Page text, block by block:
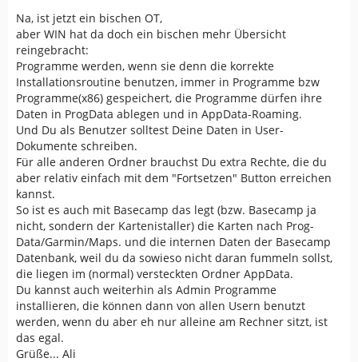
Na, ist jetzt ein bischen OT,
aber WIN hat da doch ein bischen mehr Übersicht
reingebracht:
Programme werden, wenn sie denn die korrekte
Installationsroutine benutzen, immer in Programme bzw
Programme(x86) gespeichert, die Programme dürfen ihre
Daten in ProgData ablegen und in AppData-Roaming.
Und Du als Benutzer solltest Deine Daten in User-
Dokumente schreiben.
Für alle anderen Ordner brauchst Du extra Rechte, die du
aber relativ einfach mit dem "Fortsetzen" Button erreichen
kannst.
So ist es auch mit Basecamp das legt (bzw. Basecamp ja
nicht, sondern der Kartenistaller) die Karten nach Prog-
Data/Garmin/Maps. und die internen Daten der Basecamp
Datenbank, weil du da sowieso nicht daran fummeln sollst,
die liegen im (normal) versteckten Ordner AppData.
Du kannst auch weiterhin als Admin Programme
installieren, die können dann von allen Usern benutzt
werden, wenn du aber eh nur alleine am Rechner sitzt, ist
das egal.
Grüße... Ali